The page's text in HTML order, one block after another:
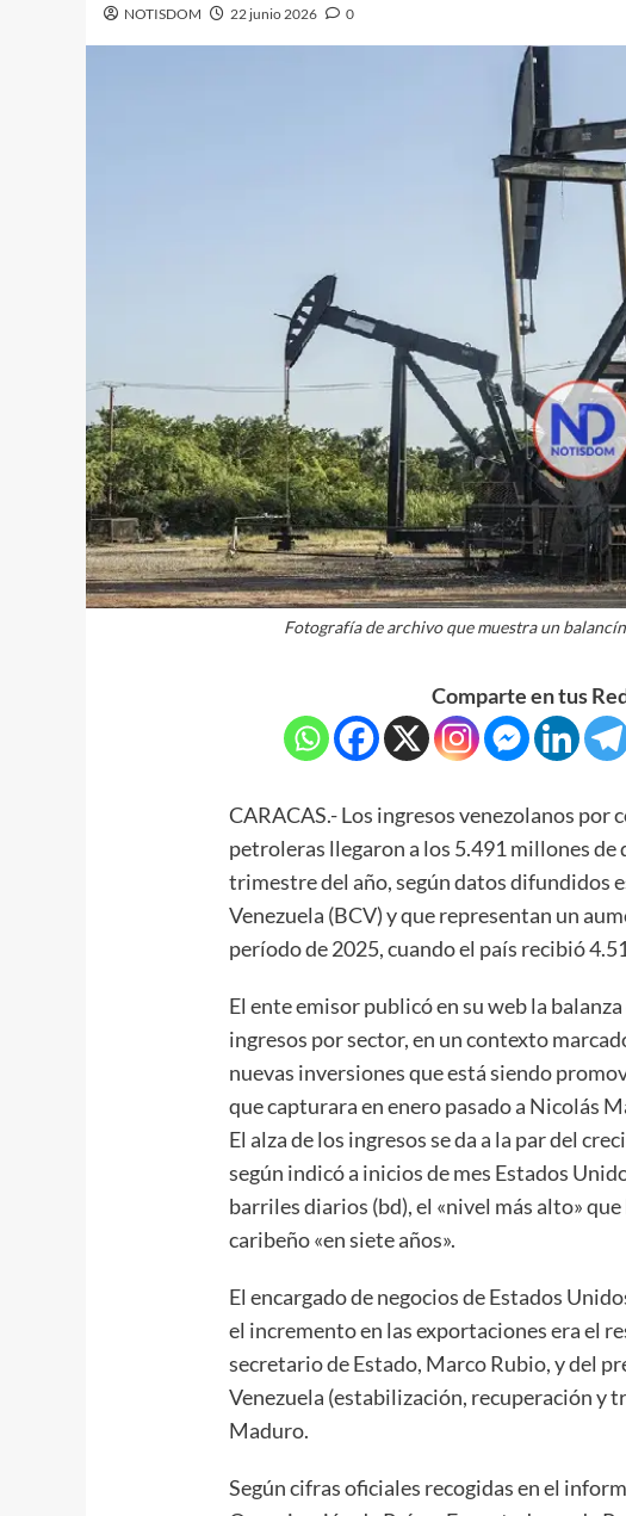
NOTISDOM 22 junio 2026 0
Fotografía de archivo que muestra un
Comparte en tus
CARACAS.- Los ingresos venezolanos por
petroleras llegaron a los 5.491 millones
trimestre del año, según datos difundidos
Venezuela (BCV) y que representan un
período de 2025, cuando el país recibió
El ente emisor publicó en su web la
ingresos por sector, en un contexto
nuevas inversiones que está siendo
que capturara en enero pasado a Nicolás
El alza de los ingresos se da a la par del
según indicó a inicios de mes Estados
barriles diarios (bd), el «nivel más alto»
caribeño «en siete años».
El encargado de negocios de Estados
el incremento en las exportaciones era el
secretario de Estado, Marco Rubio, y del
Venezuela (estabilización, recuperación y
Maduro.
Según cifras oficiales recogidas en el